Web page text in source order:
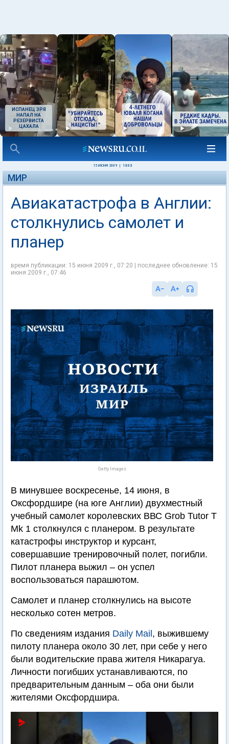
ИСПАНЕЦ ЗРЯ
НАПАЛ НА
РЕЗЕРВИСТА
ЦАХАЛА
15 ИЮНЯ 2009 13:03
МИР
Авиакатастрофа в Англии:
столкнулись самолет и
планер
время публикации: 15 июня 2009 г., 07:20 | последнее обновление: 15
июня 2009 г., 07:46
Getty Images
В минувшее воскресенье, 14 июня, в
Оксфордшире (на юге Англии) двухместный
учебный самолет королевских ВВС Grob Tutor T
Mk 1 столкнулся с планером. В результате
катастрофы инструктор и курсант,
совершавшие тренировочный полет, погибли.
Пилот планера выжил – он успел
воспользоваться парашютом.
Самолет и планер столкнулись на высоте
несколько сотен метров.
По сведениям издания Daily Mail , выжившему
пилоту планера около 30 лет, при себе у него
были водительские права жителя Никарагуа.
Личности погибших устанавливаются, по
предварительным данным – оба они были
жителями Оксфордшира.